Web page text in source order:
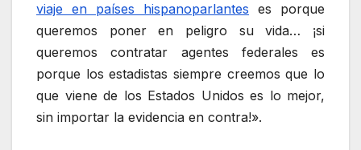
viaje en países hispanoparlantes es porque
queremos poner en peligro su vida… ¡si
queremos contratar agentes federales es
porque los estadistas siempre creemos que lo
que viene de los Estados Unidos es lo mejor,
sin importar la evidencia en contra!».